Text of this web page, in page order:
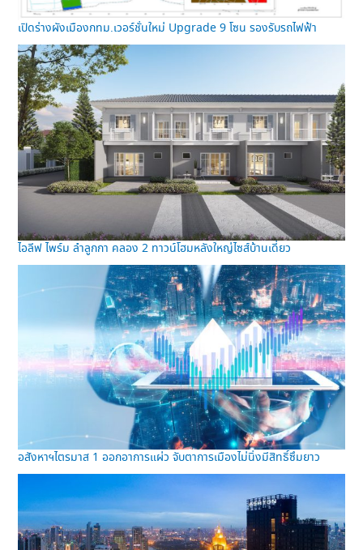
เปิดร่างผังเมืองกทม.เวอร์ชั่นใหม่ Upgrade 9 โซน รองรับรถไฟฟ้า
ไอลีฟ ไพร์ม ลำลูกกา คลอง 2 ทาวน์โฮมหลังใหญ่ไซส์บ้านเดี่ยว
อสังหาฯไตรมาส 1 ออกอาการแผ่ว จับตาการเมืองไม่นิ่งมีสิทธิ์ซึมยาว